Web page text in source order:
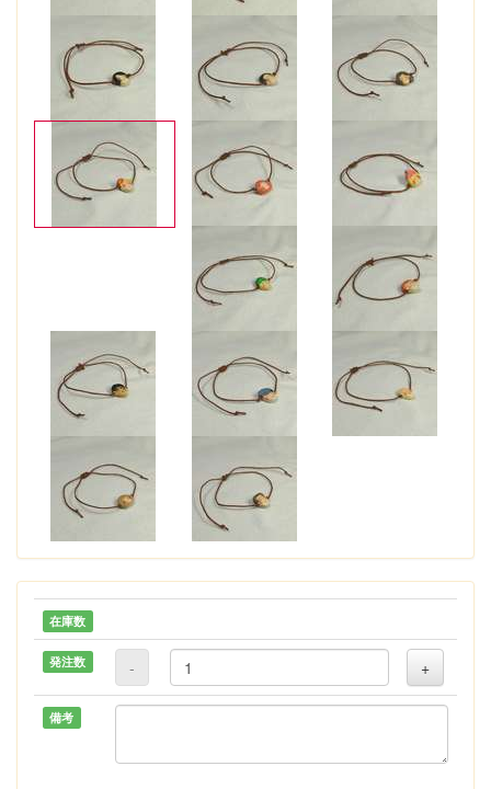
在庫数
発注数 - +
備考